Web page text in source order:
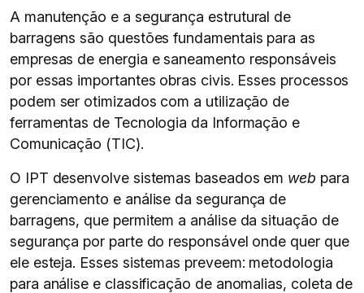
A manutenção e a segurança estrutural de
barragens são questões fundamentais para as
empresas de energia e saneamento responsáveis
por essas importantes obras civis. Esses processos
podem ser otimizados com a utilização de
ferramentas de Tecnologia da Informação e
Comunicação (TIC).
O IPT desenvolve sistemas baseados em web para
gerenciamento e análise da segurança de
barragens, que permitem a análise da situação de
segurança por parte do responsável onde quer que
ele esteja. Esses sistemas preveem: metodologia
para análise e classificação de anomalias, coleta de